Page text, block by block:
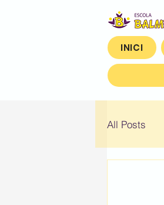
INICI
All Posts